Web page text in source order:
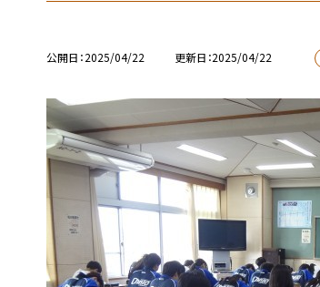
公開日 2025/04/22 更新日 2025/04/22